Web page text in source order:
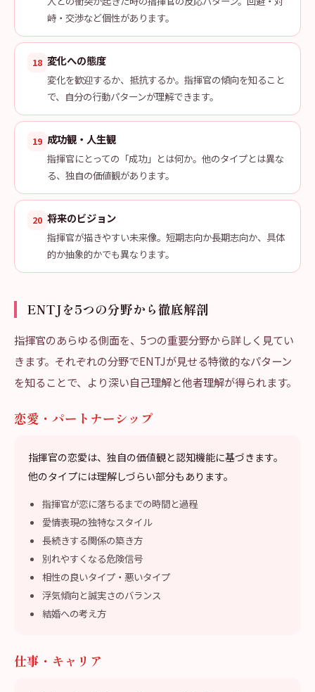
峙・交渉など個性があります。
18 変化への態度
変化を歓迎するか、抵抗するか。指揮官の傾向を知ること
で、自分の行動パターンが理解できます。
19 成功観・人生観
指揮官にとっての「成功」とは何か。他のタイプとは異な
る、独自の価値観があります。
20 将来のビジョン
指揮官が描きやすい未来像。短期志向か長期志向か、具体
的か抽象的かでも異なります。
ENTJを5つの分野から徹底解剖
指揮官のあらゆる側面を、5つの重要分野から詳しく見てい
きます。それぞれの分野でENTJが見せる特徴的なパターン
を知ることで、より深い自己理解と他者理解が得られます。
恋愛・パートナーシップ
指揮官の恋愛は、独自の価値観と認知機能に基づきます。
他のタイプには理解しづらい部分もあります。
指揮官が恋に落ちるまでの時間と過程
愛情表現の独特なスタイル
長続きする関係の築き方
別れやすくなる危険信号
相性の良いタイプ・悪いタイプ
浮気傾向と誠実さのバランス
結婚への考え方
仕事・キャリア